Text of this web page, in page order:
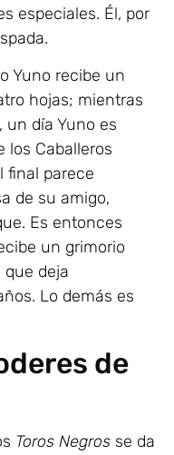
especiales. Él, por
Yuno recibe un
hojas; mientras
un día Yuno es
los Caballeros
final parece
de su amigo,
Es entonces
un grimorio
deja
Lo demás es
de
Toros Negros se da